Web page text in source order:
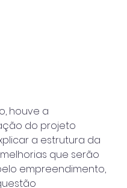
houve a
do projeto
a estrutura da
que serão
empreendimento,